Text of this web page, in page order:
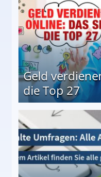
Geld
die Top 27